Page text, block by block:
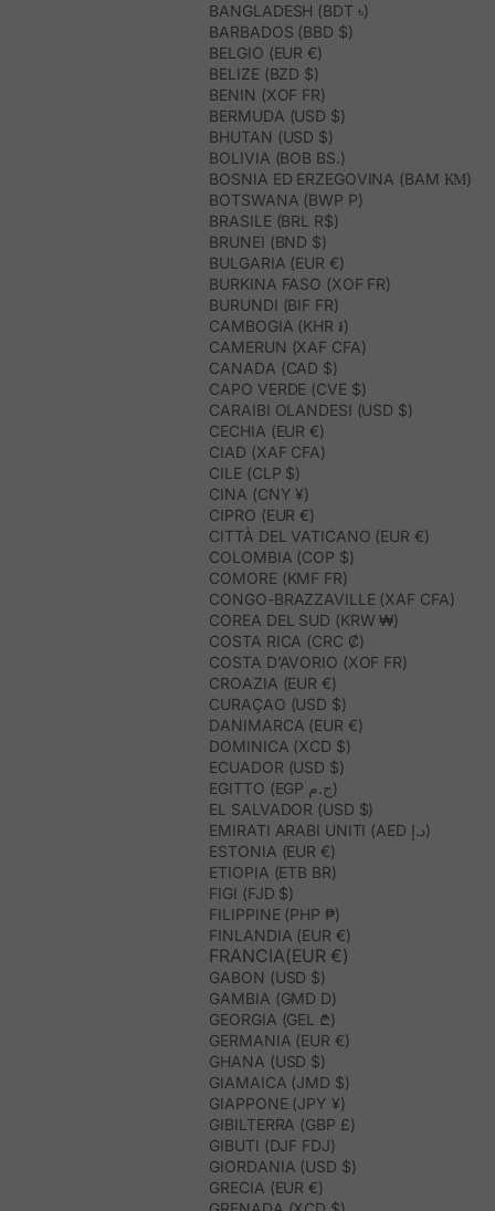
BANGLADESH (BDT ৳)
BARBADOS (BBD $)
BELGIO (EUR €)
BELIZE (BZD $)
BENIN (XOF FR)
BERMUDA (USD $)
BHUTAN (USD $)
BOLIVIA (BOB BS.)
BOSNIA ED ERZEGOVINA (BAM КМ)
BOTSWANA (BWP P)
BRASILE (BRL R$)
BRUNEI (BND $)
BULGARIA (EUR €)
BURKINA FASO (XOF FR)
BURUNDI (BIF FR)
CAMBOGIA (KHR ៛)
CAMERUN (XAF CFA)
CANADA (CAD $)
CAPO VERDE (CVE $)
CARAIBI OLANDESI (USD $)
CECHIA (EUR €)
CIAD (XAF CFA)
CILE (CLP $)
CINA (CNY ¥)
CIPRO (EUR €)
CITTÀ DEL VATICANO (EUR €)
COLOMBIA (COP $)
COMORE (KMF FR)
CONGO-BRAZZAVILLE (XAF CFA)
COREA DEL SUD (KRW ₩)
COSTA RICA (CRC ₡)
COSTA D’AVORIO (XOF FR)
CROAZIA (EUR €)
CURAÇAO (USD $)
DANIMARCA (EUR €)
DOMINICA (XCD $)
ECUADOR (USD $)
EGITTO (EGP ج.م)
EL SALVADOR (USD $)
EMIRATI ARABI UNITI (AED د.إ)
ESTONIA (EUR €)
ETIOPIA (ETB BR)
FIGI (FJD $)
FILIPPINE (PHP ₱)
FINLANDIA (EUR €)
FRANCIA(EUR €)
GABON (USD $)
GAMBIA (GMD D)
GEORGIA (GEL ₾)
GERMANIA (EUR €)
GHANA (USD $)
GIAMAICA (JMD $)
GIAPPONE (JPY ¥)
GIBILTERRA (GBP £)
GIBUTI (DJF FDJ)
GIORDANIA (USD $)
GRECIA (EUR €)